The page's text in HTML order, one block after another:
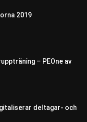
2019
– PEOne av
deltagar- och